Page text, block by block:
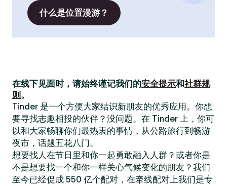
什么是位置漫游？
在线下见面时，请始终谨记我们的安全提示和社群规
则 。
Tinder 是一个方便大家结识新朋友的优秀应用。你想
要寻找志趣相投的伙伴？没问题。在 Tinder 上，你可
以和大家畅聊你们最热衷的事情，从公路旅行到畅游
夜市，话题五花八门。
想要找人在节日里和你一起勇敢融入人群？或者你是
不是想要找一个和你一样关心气候变化的朋友？我们
至今已经促成 550 亿个配对，在牵线配对上我们是专